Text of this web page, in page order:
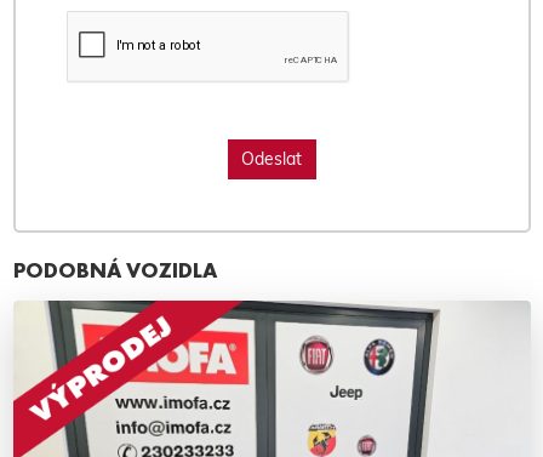
PODOBNÁ VOZIDLA